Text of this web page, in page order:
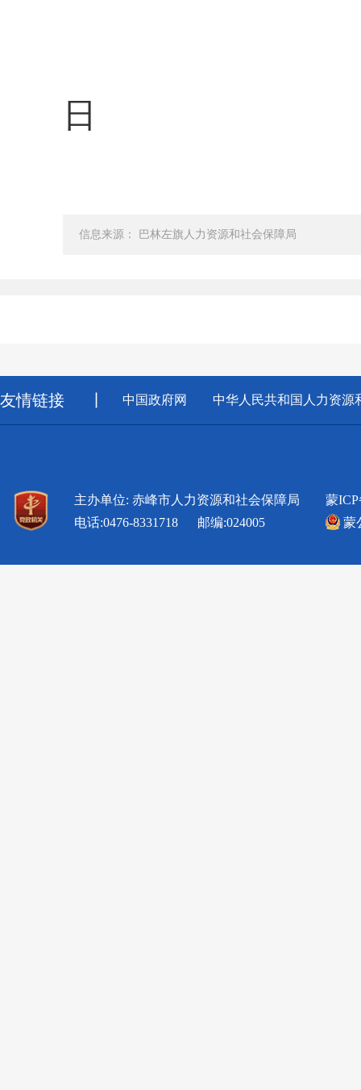
日
信息来源： 巴林左旗人力资源和社会保障局
友情链接 中国政府网 中华人民共和国人力资源
主办单位: 赤峰市人力资源和社会保障局
电话:0476-8331718 邮编:024005
蒙ICP
蒙